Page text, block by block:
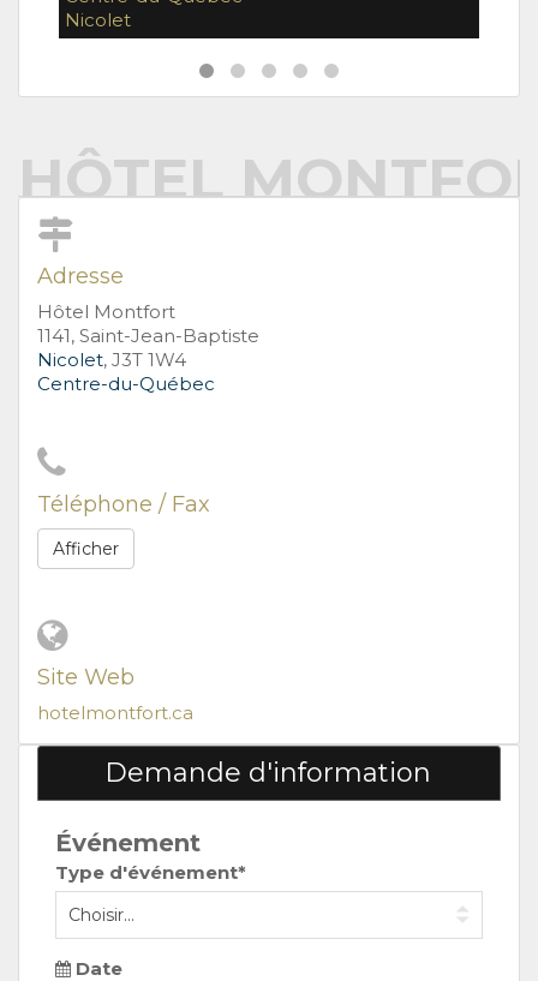
Nicolet
HÔTEL
Adresse
Hôtel Montfort
1141, Saint-Jean-Baptiste
Nicolet, J3T 1W4
Centre-du-Québec
Téléphone / Fax
Afficher
Site Web
hotelmontfort.ca
Demande d'information
Événement
Type d'événement*
Date